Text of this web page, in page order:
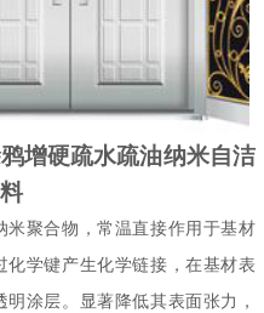
增硬疏水疏油纳米自洁
米聚合物，常温直接作用于基材
化学键产生化学链接 ，在基材表
涂层。 显著降低其表面张力，